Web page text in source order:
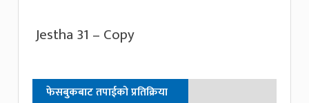
Jestha 31 – Copy
फेसबुकबाट तपाईको प्रतिक्रिया